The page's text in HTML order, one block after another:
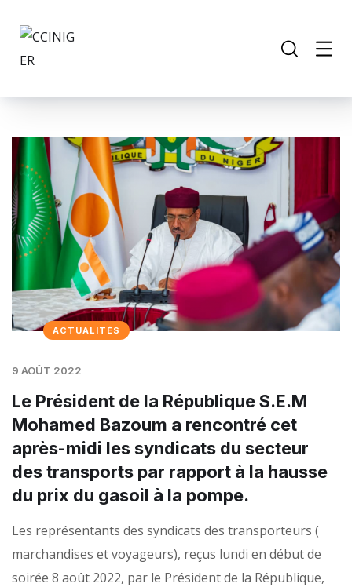
ACTUALITÉS
9 AOÛT 2022
Le Président de la République S.E.M
Mohamed Bazoum a rencontré cet
après-midi les syndicats du secteur
des transports par rapport à la hausse
du prix du gasoil à la pompe.
Les représentants des syndicats des transporteurs (
marchandises et voyageurs), reçus lundi en début de
soirée 8 août 2022, par le Président de la République,